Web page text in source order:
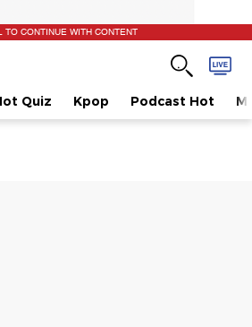
TO CONTINUE WITH CONTENT
Quiz Kpop Podcast Hot